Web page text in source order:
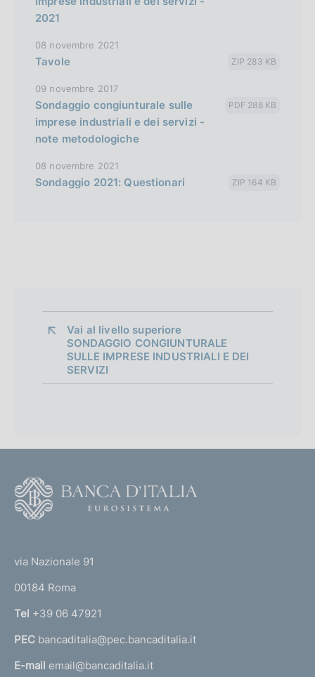
2021
08 novembre 2021
Tavole ZIP 283 KB
09 novembre 2017
Sondaggio congiunturale sulle
imprese industriali e dei servizi -
note metodologiche
PDF 288 KB
08 novembre 2021
Sondaggio 2021: Questionari ZIP 164 KB
Vai al livello superiore
SONDAGGIO CONGIUNTURALE
SULLE IMPRESE INDUSTRIALI E DEI
SERVIZI
r
n
a
l
via Nazionale 91
00184 Roma
Tel +39 06 47921
PEC bancaditalia@pec.bancaditalia.it
E-mail email@bancaditalia.it